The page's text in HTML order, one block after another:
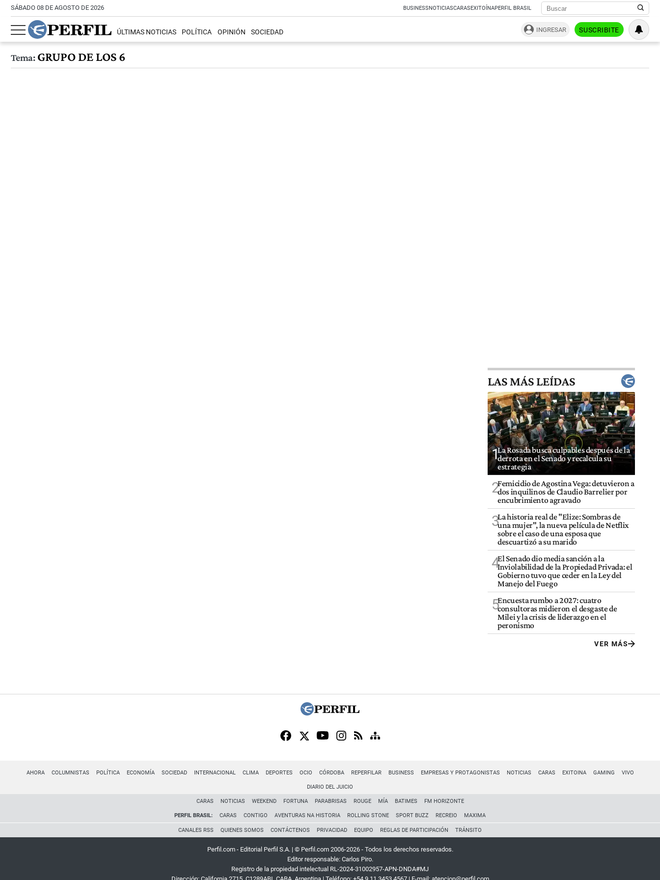
SÁBADO 08 DE AGOSTO DE 2026 BUSINESSNOTICIASCARASEXITOÍNAPERFIL BRASIL
ÚLTIMAS NOTICIAS POLÍTICA OPINIÓN SOCIEDAD INGRESAR SUSCRIBITE
Tema:GRUPO DE LOS 6
LAS MÁS LEÍDAS
1La Rosada busca culpables después de la
derrota en el Senado y recalcula su
estrategia
2Femicidio de Agostina Vega: detuvieron a
dos inquilinos de Claudio Barrelier por
encubrimiento agravado
3La historia real de "Elize: Sombras de
una mujer", la nueva película de Netflix
sobre el caso de una esposa que
descuartizó a su marido
4El Senado dio media sanción a la
Inviolabilidad de la Propiedad Privada: el
Gobierno tuvo que ceder en la Ley del
Manejo del Fuego
5Encuesta rumbo a 2027: cuatro
consultoras midieron el desgaste de
Milei y la crisis de liderazgo en el
peronismo
VER MÁS
AHORA COLUMNISTAS POLÍTICA ECONOMÍA SOCIEDAD INTERNACIONAL CLIMA DEPORTES OCIO CÓRDOBA REPERFILAR BUSINESS EMPRESAS Y PROTAGONISTAS NOTICIAS CARAS EXITOINA GAMING VIVO
DIARIO DEL JUICIO
CARAS NOTICIAS WEEKEND FORTUNA PARABRISAS ROUGE MÍA BATIMES FM HORIZONTE
PERFIL BRASIL: CARAS CONTIGO AVENTURAS NA HISTORIA ROLLING STONE SPORT BUZZ RECREIO MAXIMA
CANALES RSS QUIENES SOMOS CONTÁCTENOS PRIVACIDAD EQUIPO REGLAS DE PARTICIPACIÓN TRÁNSITO
Perfil.com - Editorial Perfil S.A. | © Perfil.com 2006-2026 - Todos los derechos reservados.
Editor responsable: Carlos Piro.
Registro de la propiedad intelectual RL-2024-31002957-APN-DNDA#MJ